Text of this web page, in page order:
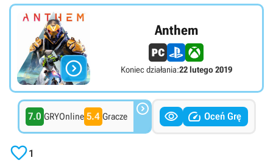

Anthem
Koniec działania:22 lutego 2019
7.0 GRYOnline 5.4 Gracze    Oceń Grę
1